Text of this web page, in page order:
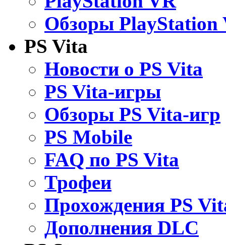
Обзоры PlayStation
PS Vita
Новости о PS Vita
PS Vita-игры
Обзоры PS Vita-игр
PS Mobile
FAQ по PS Vita
Трофеи
Прохождения PS
Дополнения DLC